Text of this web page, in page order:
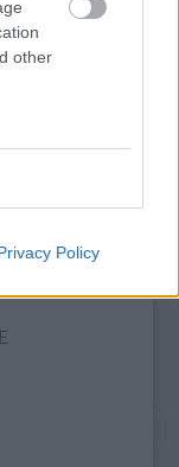
other
Policy